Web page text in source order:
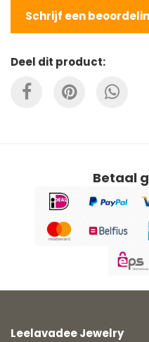
Schrijf een
Deel dit product:
Betaal
Leelavadee Jewelry